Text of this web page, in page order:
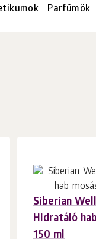
Parfümök
Siberian
Hidratáló
150 ml